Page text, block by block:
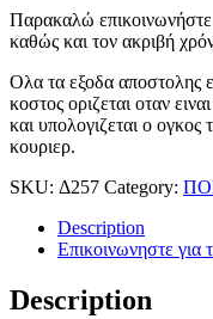
Παρακαλώ επικοινωνήστε
καθώς και τον ακριβή
Ολα τα εξοδα αποστολης
κοστος οριζεται οταν
και υπολογιζεται ο
κουριερ.
SKU: Δ257 Category:
Description
Επικοινωνηστε για
Description